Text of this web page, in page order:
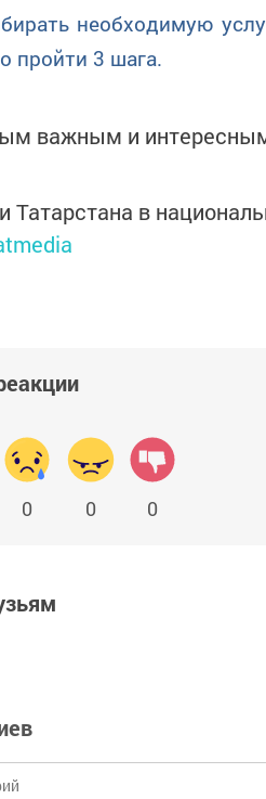
необходимую
пройти 3 шага.
важным и
Татарстана в
0 0 0